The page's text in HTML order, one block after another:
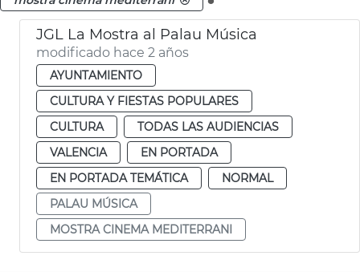
JGL La Mostra al Palau Música
modificado hace 2 años
AYUNTAMIENTO
CULTURA Y FIESTAS POPULARES
CULTURA
TODAS LAS AUDIENCIAS
VALENCIA
EN PORTADA
EN PORTADA TEMÁTICA
NORMAL
PALAU MÚSICA
MOSTRA CINEMA MEDITERRANI